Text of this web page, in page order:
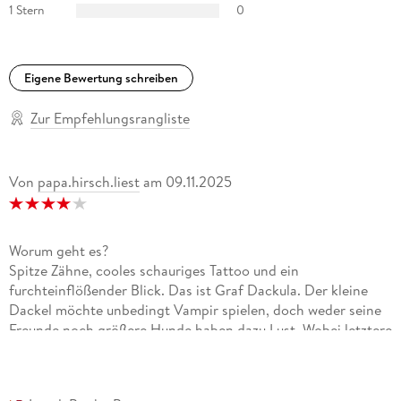
1 Stern
0
Eigene Bewertung schreiben
Zur Empfehlungsrangliste
Von papa.hirsch.liest am 09.11.2025
Worum geht es?
Spitze Zähne, cooles schauriges Tattoo und ein
furchteinflößender Blick. Das ist Graf Dackula. Der kleine
Dackel möchte unbedingt Vampir spielen, doch weder seine
Freunde noch größere Hunde haben dazu Lust. Wobei letztere